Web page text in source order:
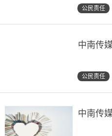
公民责任
中南传
公民责任
中南传